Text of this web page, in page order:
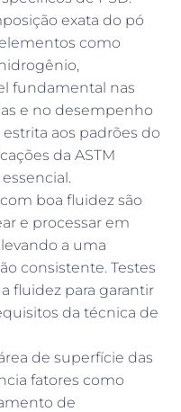
exata do pó
como
fundamental nas
e no desempenho
aos padrões do
da ASTM
boa fluidez são
e processar em
a uma
consistente. Testes
fluidez para garantir
da técnica de
de superfície das
fatores como
de